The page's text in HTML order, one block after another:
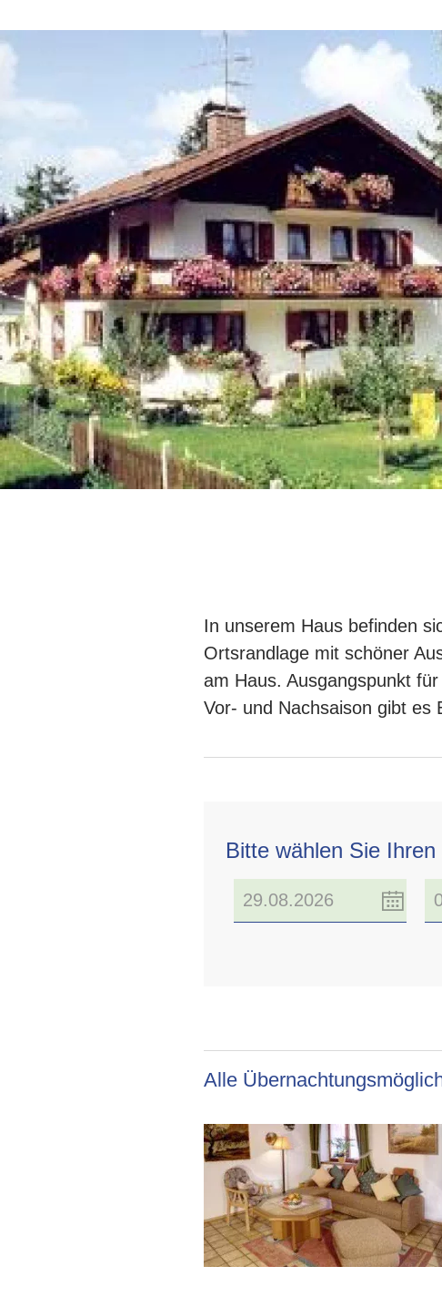
In unserem Haus befinden
Ortsrandlage mit schöner
am Haus. Ausgangspunkt
Vor- und Nachsaison gibt es
Bitte wählen Sie
Alle